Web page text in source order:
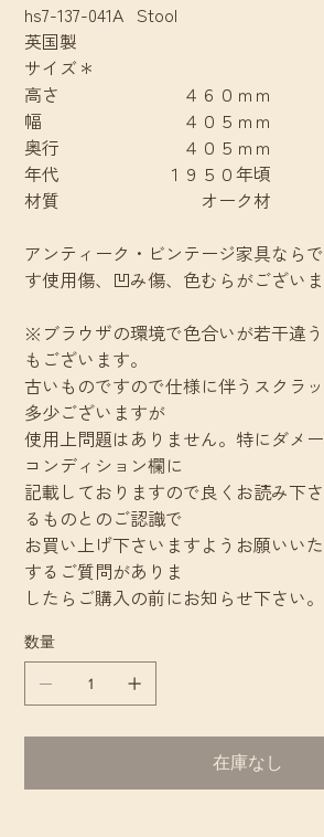
hs7-137-041A Stool
英国製
サイズ＊
高さ ４６０ｍｍ
幅 ４０５ｍｍ
奥行 ４０５ｍｍ
年代 １９５０年頃
材質 オーク材
アンティーク・ビンテージ家具なら
す使用傷、凹み傷、色むらがございま
※ブラウザの環境で色合いが若干違
もございます。
古いものですので仕様に伴うスクラ
多少ございますが
使用上問題はありません。特にダメ
コンディション欄に
記載しておりますので良くお読み下
るものとのご認識で
お買い上げ下さいますようお願いい
するご質問がありま
したらご購入の前にお知らせ下さい。
数量
在庫なし